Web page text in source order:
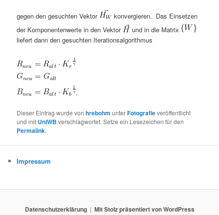
gegen den gesuchten Vektor
konvergieren. Das Einsetzen
der Komponentenwerte in den Vektor
und in die Matrix
liefert dann den gesuchten Iterationsalgorithmus
.
Dieser Eintrag wurde vonhrebohm unterFotografieveröffentlicht
und mit UniWB verschlagwortet. Setze ein Lesezeichen für den
Permalink.
Impressum
Datenschutzerklärung Mit Stolz präsentiert von WordPress